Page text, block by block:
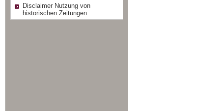
Disclaimer Nutzung von
historischen Zeitungen